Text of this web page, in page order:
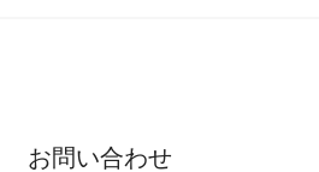
お問い合わせ